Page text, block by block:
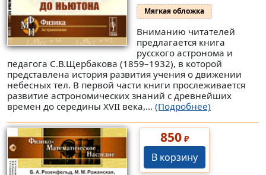
Мягкая обложка
Вниманию читателей
предлагается книга
русского астронома и
педагога С.В.Щербакова (1859–1932), в которой
представлена история развития учения о движении
небесных тел. В первой части книги прослеживается
развитие астрономических знаний с древнейших
времен до середины XVII века,... (Подробнее)
850₽
В корзину